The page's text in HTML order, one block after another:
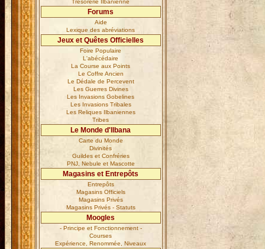
Trésorerie Ilbanienne
Forums
Aide
Lexique des abréviations
Jeux et Quêtes Officielles
Foire Populaire
L'abécédaire
La Course aux Points
Le Coffre Ancien
Le Dédale de Percevent
Les Guerres Divines
Les Invasions Gobelines
Les Invasions Tribales
Les Reliques Ilbaniennes
Tribes
Le Monde d'Ilbana
Carte du Monde
Divinités
Guildes et Confréries
PNJ, Nebule et Mascotte
Magasins et Entrepôts
Entrepôts
Magasins Officiels
Magasins Privés
Magasins Privés - Statuts
Moogles
- Principe et Fonctionnement -
Courses
Expérience, Renommée, Niveaux